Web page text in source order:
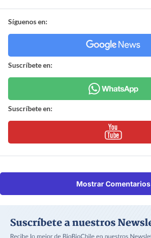
Síguenos en:
Suscríbete en:
Suscríbete en:
Mostrar Comentarios